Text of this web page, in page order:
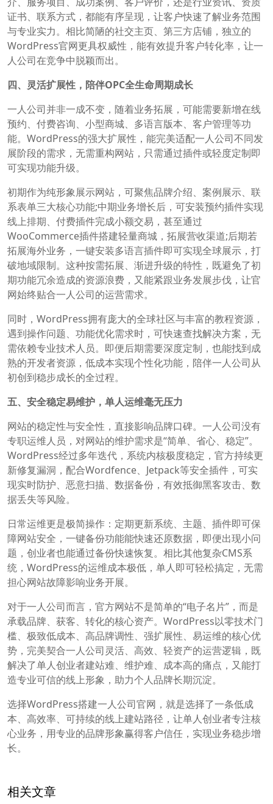
证书、联系方式，都能有序呈现，让客户快速了解业务范围
与专业实力。相比简陋的社交主页、第三方店铺，独立的
WordPress官网更具权威性，能有效提升客户转化率，让一
人公司在竞争中脱颖而出。
四、灵活扩展性，陪伴OPC全生命周期成长
一人公司并非一成不变，随着业务拓展，可能需要新增在线
预约、付费咨询、小型商城、多语言版本、客户管理等功
能。WordPress的强大扩展性，能完美适配一人公司不同发
展阶段的需求，无需重构网站，只需通过插件或轻度定制即
可实现功能升级。
初期作为纯形象展示网站，可聚焦品牌介绍、案例展示、联
系表单三大核心功能;中期业务增长后，可安装预约插件实现
线上排期、付费插件完成小额交易，甚至通过
WooCommerce插件搭建轻量商城，拓展营收渠道;后期若
拓展海外业务，一键安装多语言插件即可实现全球展示，打
破地域限制。这种按需拓展、渐进升级的特性，既避免了初
期功能冗余造成的资源浪费，又能紧跟业务发展步伐，让官
网始终贴合一人公司的运营需求。
同时，WordPress拥有庞大的全球社区与丰富的教程资源，
遇到操作问题、功能优化需求时，可快速查找解决方案，无
需依赖专业技术人员。即便后期需要深度定制，也能找到成
熟的开发者资源，低成本实现个性化功能，陪伴一人公司从
初创到稳步成长的全过程。
五、安全稳定易维护，单人运维毫无压力
网站的稳定性与安全性，直接影响品牌口碑。一人公司没有
专职运维人员，对网站的维护需求是“简单、省心、稳定”。
WordPress经过多年迭代，系统内核极度稳定，官方持续更
新修复漏洞，配合Wordfence、Jetpack等安全插件，可实
现实时防护、恶意扫描、数据备份，有效抵御黑客攻击、数
据丢失等风险。
日常运维更是极简操作：定期更新系统、主题、插件即可保
障网站安全，一键备份功能能快速还原数据，即便出现小问
题，创业者也能通过备份快速恢复。相比其他复杂CMS系
统，WordPress的运维成本极低，单人即可轻松搞定，无需
担心网站故障影响业务开展。
对于一人公司而言，官方网站不是简单的“电子名片”，而是
承载品牌、获客、转化的核心资产。WordPress以零技术门
槛、极致低成本、高品牌调性、强扩展性、易运维的核心优
势，完美契合一人公司灵活、高效、轻资产的运营逻辑，既
解决了单人创业者建站难、维护难、成本高的痛点，又能打
造专业可信的线上形象，助力个人品牌长期沉淀。
选择WordPress搭建一人公司官网，就是选择了一条低成
本、高效率、可持续的线上建站路径，让单人创业者专注核
心业务，用专业的品牌形象赢得客户信任，实现业务稳步增
长。
相关文章